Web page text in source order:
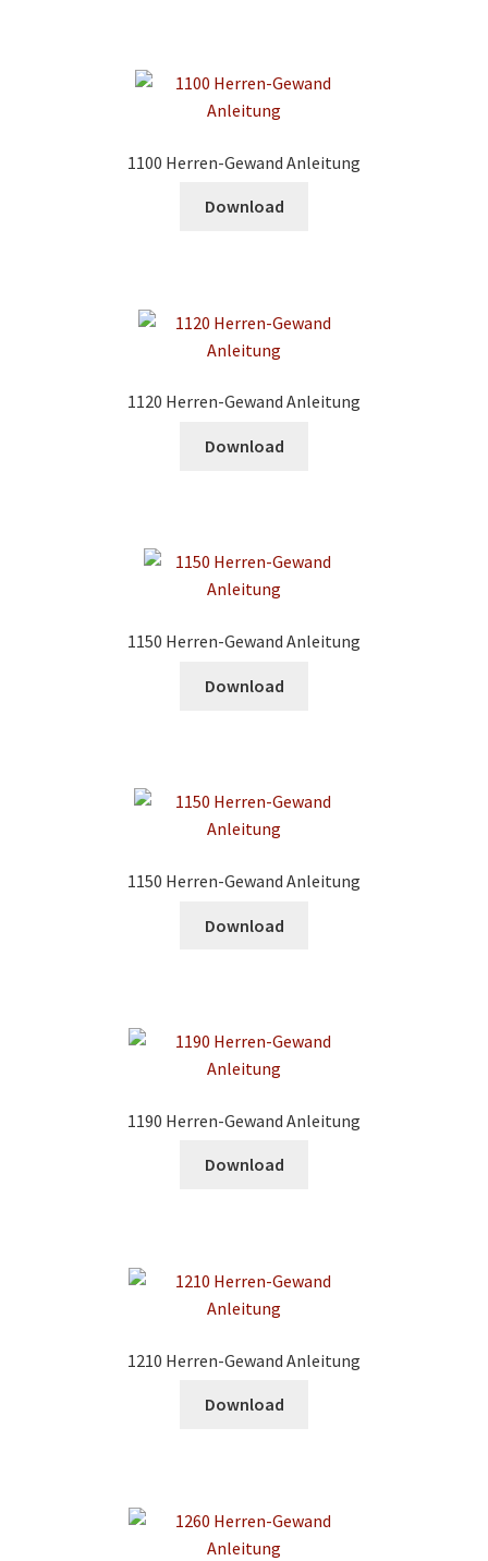
1100 Herren-Gewand Anleitung
Download
1120 Herren-Gewand Anleitung
Download
1150 Herren-Gewand Anleitung
Download
1150 Herren-Gewand Anleitung
Download
1190 Herren-Gewand Anleitung
Download
1210 Herren-Gewand Anleitung
Download